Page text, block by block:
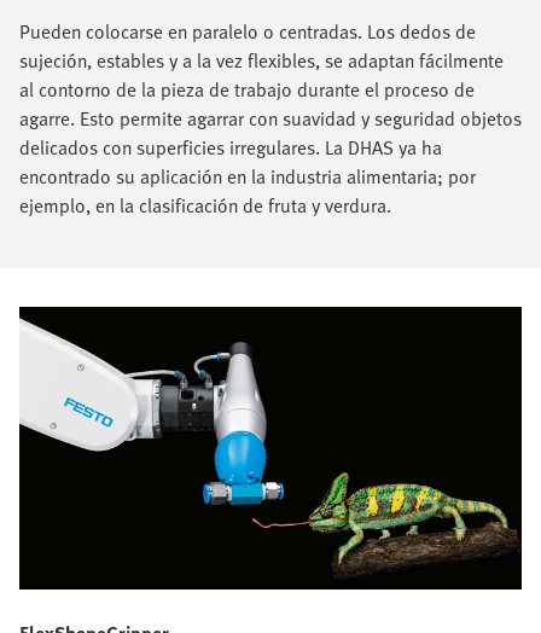
Pueden colocarse en paralelo o centradas. Los dedos de
sujeción, estables y a la vez flexibles, se adaptan fácilmente
al contorno de la pieza de trabajo durante el proceso de
agarre. Esto permite agarrar con suavidad y seguridad objetos
delicados con superficies irregulares. La DHAS ya ha
encontrado su aplicación en la industria alimentaria; por
ejemplo, en la clasificación de fruta y verdura.